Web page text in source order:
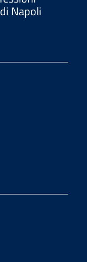
Napoli